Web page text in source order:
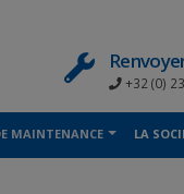
+32 (0)
MAINTENANCE LA